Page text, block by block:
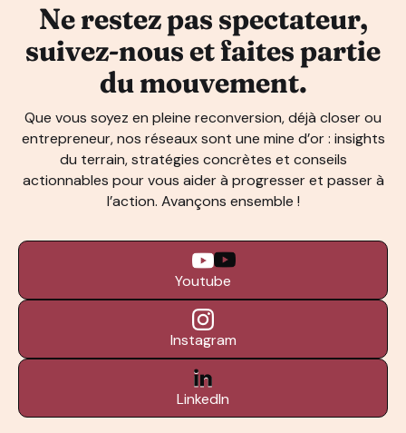
Ne restez pas spectateur,
suivez-nous et faites partie
du mouvement.
Que vous soyez en pleine reconversion, déjà closer ou
entrepreneur, nos réseaux sont une mine d’or : insights
du terrain, stratégies concrètes et conseils
actionnables pour vous aider à progresser et passer à
l’action. Avançons ensemble !
Youtube
Instagram
LinkedIn